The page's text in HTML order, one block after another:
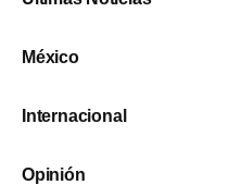
México
Internacional
Opinión